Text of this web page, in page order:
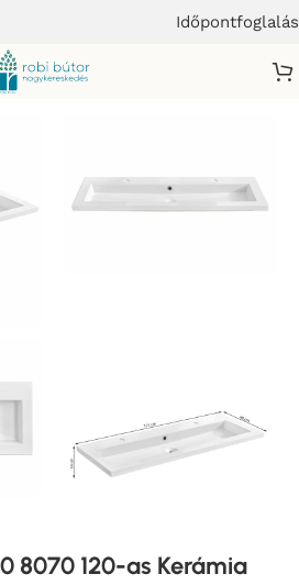
Időpontfoglalás
8070 120-as Kerámia